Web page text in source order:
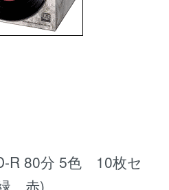
R 80分 5色 10枚セ
、赤)